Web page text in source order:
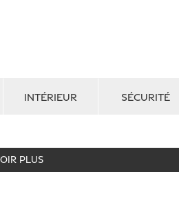
INTÉRIEUR SÉCURITÉ
PLUS